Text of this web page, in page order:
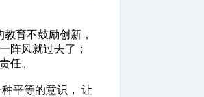
育不鼓励创新，
阵风就过去了；
任。
平等的意识， 让